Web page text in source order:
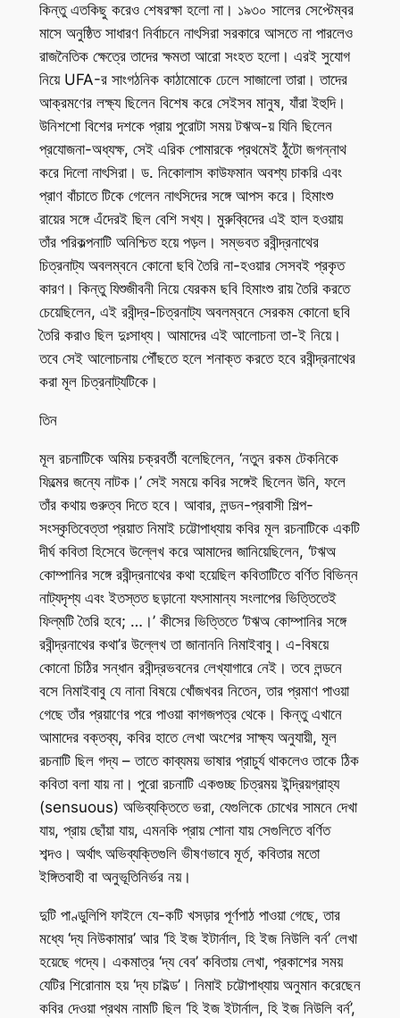
কিন্তু এতকিছু করেও শেষরক্ষা হলো না। ১৯৩০ সালের সেপ্টেম্বর
মাসে অনুষ্ঠিত সাধারণ নির্বাচনে নাৎসিরা সরকারে আসতে না পারলেও
রাজনৈতিক ক্ষেত্রে তাদের ক্ষমতা আরো সংহত হলো। এরই সুযোগ
নিয়ে UFA-র সাংগঠনিক কাঠামোকে ঢেলে সাজালো তারা। তাদের
আক্রমণের লক্ষ্য ছিলেন বিশেষ করে সেইসব মানুষ, যাঁরা ইহুদি।
উনিশশো বিশের দশকে প্রায় পুরোটা সময় টঋঅ-য় যিনি ছিলেন
প্রযোজনা-অধ্যক্ষ, সেই এরিক পোমারকে প্রথমেই ঠুঁটো জগন্নাথ
করে দিলো নাৎসিরা। ড. নিকোলাস কাউফমান অবশ্য চাকরি এবং
প্রাণ বাঁচাতে টিকে গেলেন নাৎসিদের সঙ্গে আপস করে। হিমাংশু
রায়ের সঙ্গে এঁদেরই ছিল বেশি সখ্য। মুরুব্বিদের এই হাল হওয়ায়
তাঁর পরিকল্পনাটি অনিশ্চিত হয়ে পড়ল। সম্ভবত রবীন্দ্রনাথের
চিত্রনাট্য অবলম্বনে কোনো ছবি তৈরি না-হওয়ার সেসবই প্রকৃত
কারণ। কিন্তু যিশুজীবনী নিয়ে যেরকম ছবি হিমাংশু রায় তৈরি করতে
চেয়েছিলেন, এই রবীন্দ্র-চিত্রনাট্য অবলম্বনে সেরকম কোনো ছবি
তৈরি করাও ছিল দুঃসাধ্য। আমাদের এই আলোচনা তা-ই নিয়ে।
তবে সেই আলোচনায় পৌঁছতে হলে শনাক্ত করতে হবে রবীন্দ্রনাথের
করা মূল চিত্রনাট্যটিকে।
তিন
মূল রচনাটিকে অমিয় চক্রবর্তী বলেছিলেন, ‘নতুন রকম টেকনিকে
ফিল্মের জন্যে নাটক।’ সেই সময়ে কবির সঙ্গেই ছিলেন উনি, ফলে
তাঁর কথায় গুরুত্ব দিতে হবে। আবার, লন্ডন-প্রবাসী শিল্প-
সংস্কৃতিবেত্তা প্রয়াত নিমাই চট্টোপাধ্যায় কবির মূল রচনাটিকে একটি
দীর্ঘ কবিতা হিসেবে উল্লেখ করে আমাদের জানিয়েছিলেন, ‘টঋঅ
কোম্পানির সঙ্গে রবীন্দ্রনাথের কথা হয়েছিল কবিতাটিতে বর্ণিত বিভিন্ন
নাট্যদৃশ্য এবং ইতস্তত ছড়ানো যৎসামান্য সংলাপের ভিত্তিতেই
ফিল্‌মটি তৈরি হবে; …।’ কীসের ভিত্তিতে ‘টঋঅ কোম্পানির সঙ্গে
রবীন্দ্রনাথের কথা’র উল্লেখ তা জানাননি নিমাইবাবু। এ-বিষয়ে
কোনো চিঠির সন্ধান রবীন্দ্রভবনের লেখ্যাগারে নেই। তবে লন্ডনে
বসে নিমাইবাবু যে নানা বিষয়ে খোঁজখবর নিতেন, তার প্রমাণ পাওয়া
গেছে তাঁর প্রয়াণের পরে পাওয়া কাগজপত্র থেকে। কিন্তু এখানে
আমাদের বক্তব্য, কবির হাতে লেখা অংশের সাক্ষ্য অনুযায়ী, মূল
রচনাটি ছিল গদ্য – তাতে কাব্যময় ভাষার প্রাচুর্য থাকলেও তাকে ঠিক
কবিতা বলা যায় না। পুরো রচনাটি একগুচ্ছ চিত্রময় ইন্দ্রিয়গ্রাহ্য
(sensuous) অভিব্যক্তিতে ভরা, যেগুলিকে চোখের সামনে দেখা
যায়, প্রায় ছোঁয়া যায়, এমনকি প্রায় শোনা যায় সেগুলিতে বর্ণিত
শব্দও। অর্থাৎ অভিব্যক্তিগুলি ভীষণভাবে মূর্ত, কবিতার মতো
ইঙ্গিতবাহী বা অনুভূতিনির্ভর নয়।
দুটি পাণ্ডুলিপি ফাইলে যে-কটি খসড়ার পূর্ণপাঠ পাওয়া গেছে, তার
মধ্যে ‘দ্য নিউকামার’ আর ‘হি ইজ ইটার্নাল, হি ইজ নিউলি বর্ন’ লেখা
হয়েছে গদ্যে। একমাত্র ‘দ্য বেব’ কবিতায় লেখা, প্রকাশের সময়
যেটির শিরোনাম হয় ‘দ্য চাইল্ড’। নিমাই চট্টোপাধ্যায় অনুমান করেছেন
কবির দেওয়া প্রথম নামটি ছিল ‘হি ইজ ইটার্নাল, হি ইজ নিউলি বর্ন’,